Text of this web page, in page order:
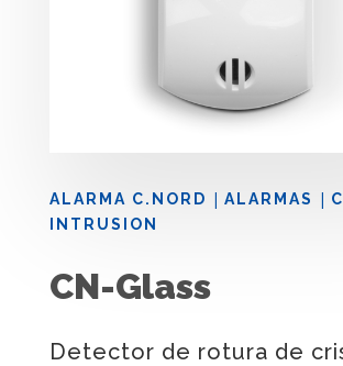
ALARMA C.NORD | ALARMAS |
INTRUSION
CN-Glass
Detector de rotura de